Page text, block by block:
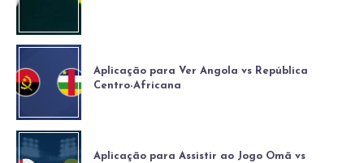
Aplicação para Ver Angola vs República
Centro-Africana
Aplicação para Assistir ao Jogo Omã vs